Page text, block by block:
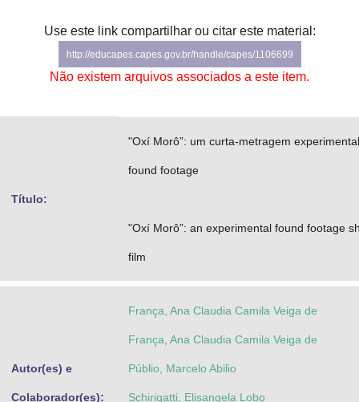
Secretaria-Geral
Planalto
Use este link compartilhar ou citar este material:
http://educapes.capes.gov.br/handle/capes/1106699
Não existem arquivos associados a este item.
Título:
"Oxí Morô”: um curta-metragem
found footage
"Oxí Morô”: an experimental found footage
film
Autor(es) e
Colaborador(es):
França, Ana Claudia Camila Veiga de
França, Ana Claudia Camila Veiga de
Públio, Marcelo Abilio
Schirigatti, Elisangela Lobo